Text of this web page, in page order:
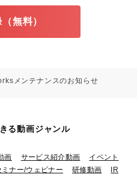
無料）
メンテナンスのお知らせ
る動画ジャンル
画 サービス紹介動画
イベント
ミナー/ウェビナー 研修動画
IR